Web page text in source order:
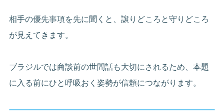
相手の優先事項を先に聞くと、譲りどころと守りどころ
が見えてきます。
ブラジルでは商談前の世間話も大切にされるため、本題
に入る前にひと呼吸おく姿勢が信頼につながります。